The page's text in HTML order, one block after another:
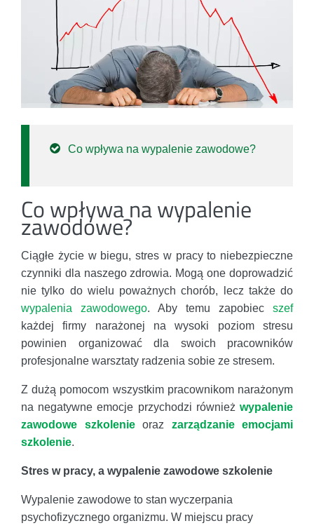
Co wpływa na wypalenie zawodowe?
Co wpływa na wypalenie
zawodowe?
Ciągłe życie w biegu, stres w pracy to niebezpieczne
czynniki dla naszego zdrowia. Mogą one doprowadzić
nie tylko do wielu poważnych chorób, lecz także do
wypalenia zawodowego. Aby temu zapobiec szef
każdej firmy narażonej na wysoki poziom stresu
powinien organizować dla swoich pracowników
profesjonalne warsztaty radzenia sobie ze stresem.
Z dużą pomocom wszystkim pracownikom narażonym
na negatywne emocje przychodzi również wypalenie
zawodowe szkolenieoraz zarządzanie emocjami
szkolenie.
Stres w pracy, a wypalenie zawodowe szkolenie
Wypalenie zawodowe to stan wyczerpania
psychofizycznego organizmu. W miejscu pracy